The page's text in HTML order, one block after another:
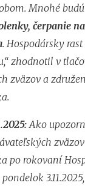
Mnohé budú
čerpanie
. Hospodársky
zhodnotil v
zväzov a
Ako
po rokovaní